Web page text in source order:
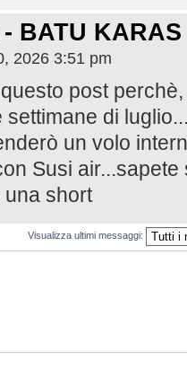
BATU KARAS
2026 3:51 pm
post
di
un volo
Susi
short
Visualizza ultimi messaggi: